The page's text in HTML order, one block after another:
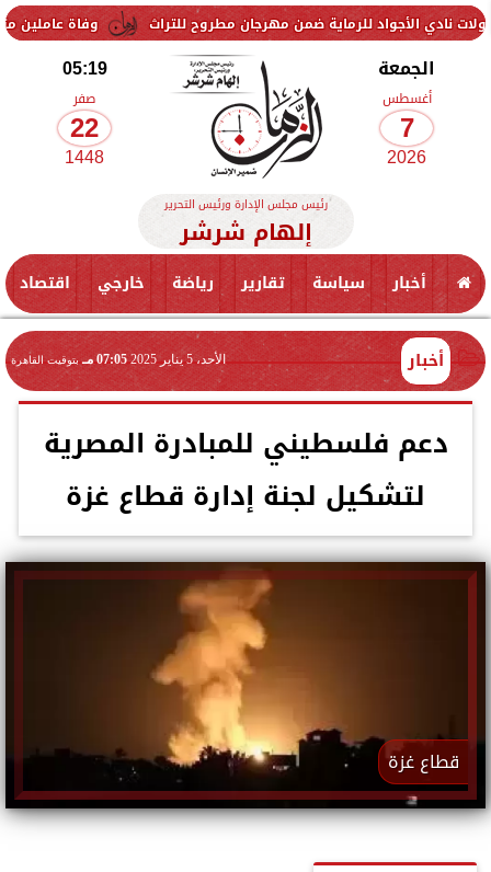
وفاة عاملين متأثرين للرماية ضمن مهرجان مطروح للتراث
الجمعة
أغسطس
7
2026
05:19
صفر
22
1448
رئيس مجلس الإدارة ورئيس التحرير
إلهام شرشر
أخبار سياسة تقارير رياضة خارجي اقتصاد
أخبار الأحد، 5 يناير 2025 07:05 مـ بتوقيت القاهرة
دعم فلسطيني للمبادرة المصرية
لتشكيل لجنة إدارة قطاع غزة
قطاع غزة